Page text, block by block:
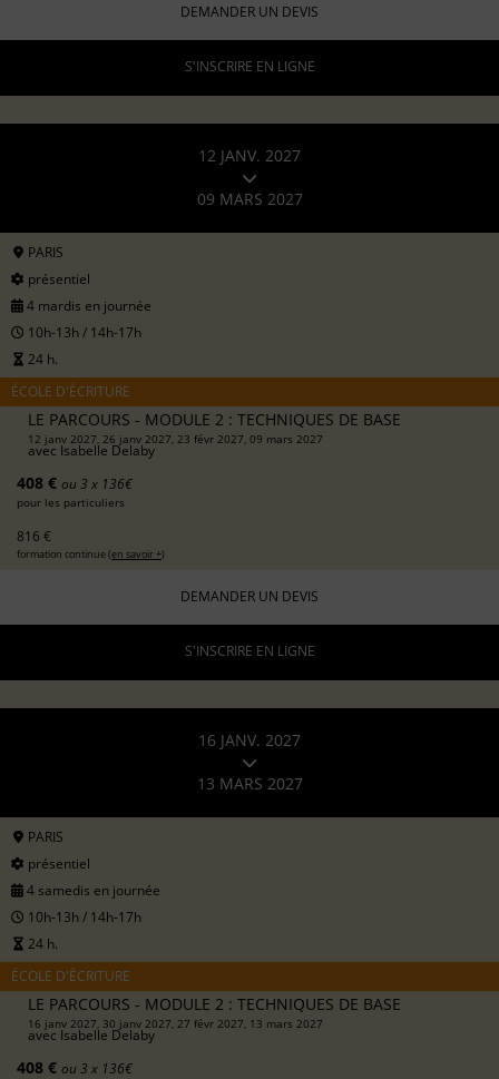
DEMANDER UN DEVIS
S'INSCRIRE EN LIGNE
12 JANV. 2027
09 MARS 2027
PARIS
présentiel
4 mardis en journée
10h-13h / 14h-17h
24 h.
ÉCOLE D'ÉCRITURE
LE PARCOURS - MODULE 2 : TECHNIQUES DE BASE
12 janv 2027, 26 janv 2027, 23 févr 2027, 09 mars 2027
avec Isabelle Delaby
408 € ou 3 x 136€
pour les particuliers
816 €
formation continue (en savoir +)
DEMANDER UN DEVIS
S'INSCRIRE EN LIGNE
16 JANV. 2027
13 MARS 2027
PARIS
présentiel
4 samedis en journée
10h-13h / 14h-17h
24 h.
ÉCOLE D'ÉCRITURE
LE PARCOURS - MODULE 2 : TECHNIQUES DE BASE
16 janv 2027, 30 janv 2027, 27 févr 2027, 13 mars 2027
avec Isabelle Delaby
408 € ou 3 x 136€